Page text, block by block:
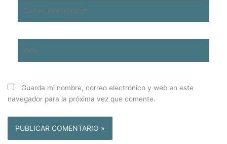
electrónico*
Guarda mi nombre, correo electrónico y web en este
navegador para la próxima vez que comente.